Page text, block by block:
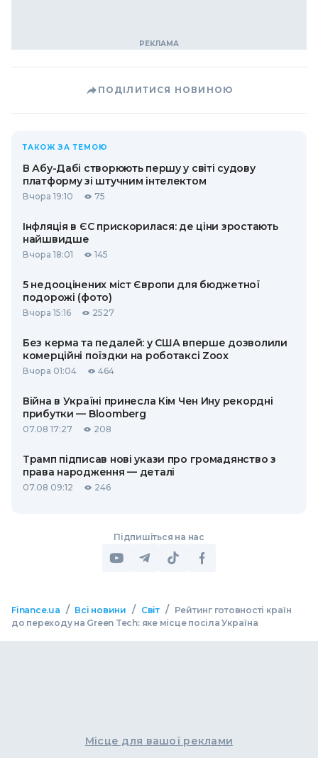
ПОДІЛИТИСЯ НОВИНОЮ
ТАКОЖ ЗА ТЕМОЮ
В Абу-Дабі створюють першу у світі судову
платформу зі штучним інтелектом
Вчора 19:10 75
Інфляція в ЄС прискорилася: де ціни зростають
найшвидше
Вчора 18:01 145
5 недооцінених міст Європи для бюджетної
подорожі (фото)
Вчора 15:16 2527
Без керма та педалей: у США вперше дозволили
комерційні поїздки на роботаксі Zoox
Вчора 01:04 464
Війна в Україні принесла Кім Чен Ину рекордні
прибутки — Bloomberg
07.08 17:27 208
Трамп підписав нові укази про громадянство з
права народження — деталі
07.08 09:12 246
Підпишіться на нас
Finance.ua / Всі новини / Світ /
Рейтинг готовності країн
до переходу на Green Tech: яке місце посіла Україна
Місце для вашої реклами